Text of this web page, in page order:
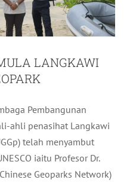
LANGKAWI
Pembangunan
ahli penasihat Langkawi
telah menyambut
iaitu Profesor Dr.
Geoparks Network)